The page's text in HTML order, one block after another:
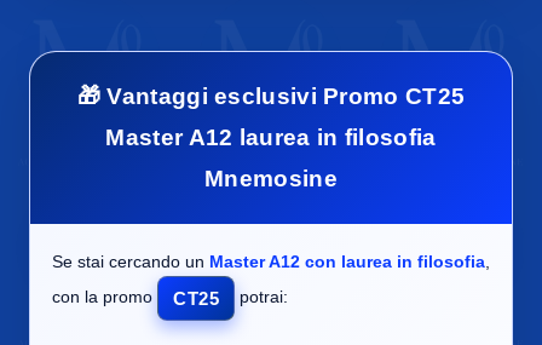
🎁 Vantaggi esclusivi Promo CT25
Master A12 laurea in filosofia
Mnemosine
Se stai cercando un Master A12 con laurea in filosofia
con la promo
CT25 potrai: